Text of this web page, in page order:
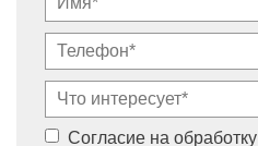
Согласие на обработку